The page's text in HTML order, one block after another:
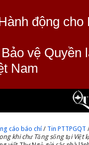
động cho
vệ Quyền
Nam
cáo báo chí / Tin PTTPGQT
khi chư Tăng sống tại